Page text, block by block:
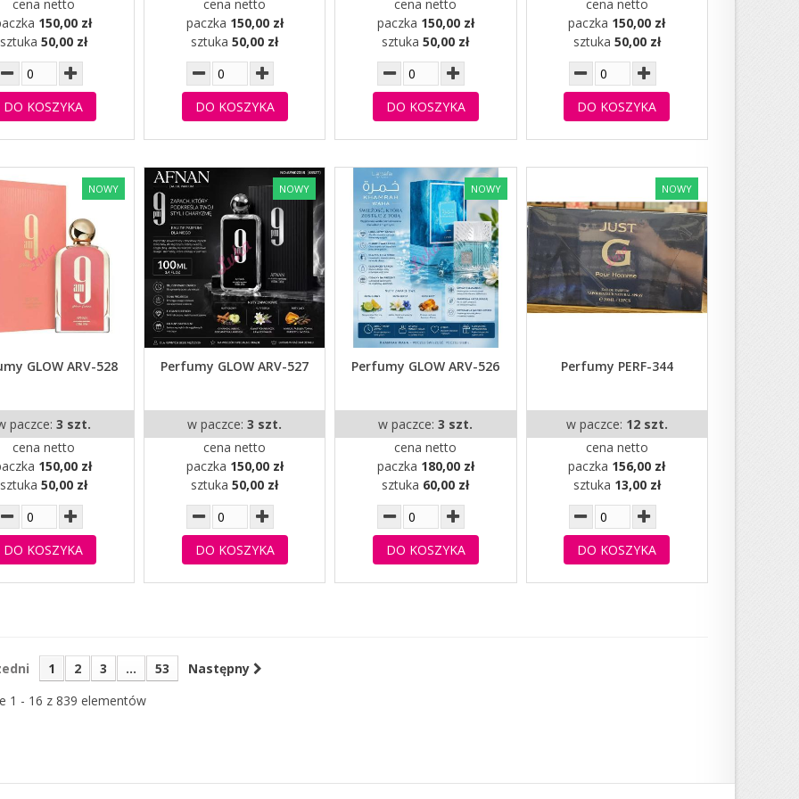
cena netto
150,00 zł
sztuka 50,00 zł
DO KOSZYKA
cena netto
paczka 150,00 zł
sztuka50,00 zł
DO KOSZYKA
cena netto
paczka 150,00 zł
sztuka50,00 zł
DO KOSZYKA
cena netto
paczka 150,00 zł
sztuka 50,00 zł
DO KOSZYKA
NOWY
GLOW ARV-528
paczce: 3 szt.
cena netto
150,00 zł
sztuka 50,00 zł
DO KOSZYKA
NOWY
Perfumy GLOW ARV-527
w paczce:3 szt.
cena netto
paczka 150,00 zł
sztuka50,00 zł
DO KOSZYKA
NOWY
Perfumy GLOW ARV-526
w paczce:3 szt.
cena netto
paczka 180,00 zł
sztuka 60,00 zł
DO KOSZYKA
NOWY
Perfumy PERF-344
w paczce: 12 szt.
cena netto
paczka 156,00 zł
sztuka 13,00 zł
DO KOSZYKA
1 2 3 ... 53
Następny
1 - 16 z 839 elementów